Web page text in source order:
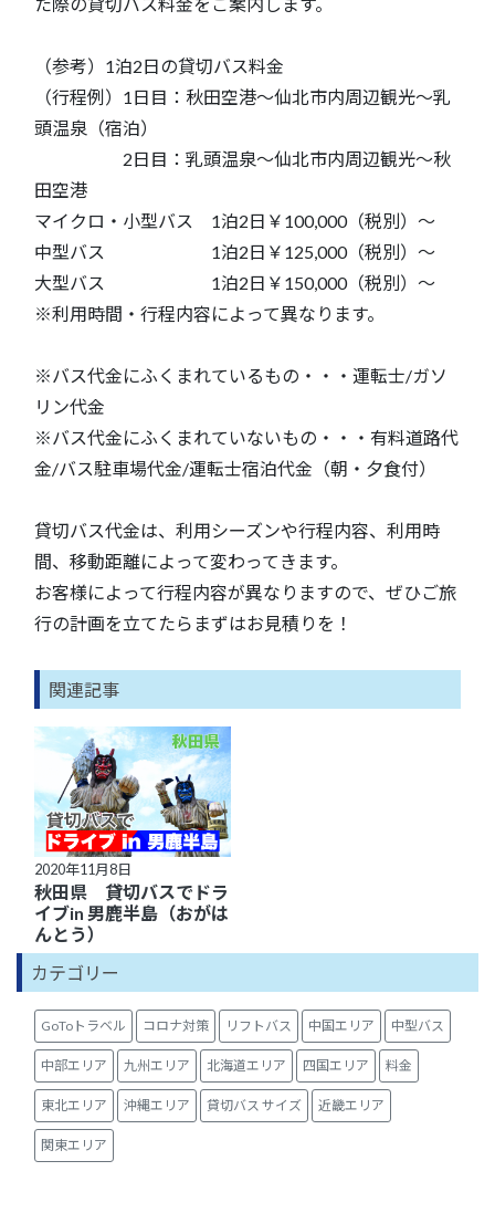
（参考）1泊2日の貸切バス料金
（行程例）1日目：秋田空港～仙北市内周辺観光～乳
頭温泉（宿泊）
2日目：乳頭温泉～仙北市内周辺観光～秋
田空港
マイクロ・小型バス 1泊2日￥100,000（税別）～
中型バス 1泊2日￥125,000（税別）～
大型バス 1泊2日￥150,000（税別）～
※利用時間・行程内容によって異なります。
※バス代金にふくまれているもの・・・運転士/ガソ
リン代金
※バス代金にふくまれていないもの・・・有料道路代
金/バス駐車場代金/運転士宿泊代金（朝・夕食付）
貸切バス代金は、利用シーズンや行程内容、利用時
間、移動距離によって変わってきます。
お客様によって行程内容が異なりますので、ぜひご旅
行の計画を立てたらまずはお見積りを！
関連記事
2020年11月8日
秋田県 貸切バスでドラ
イブin 男鹿半島（おがは
んとう）
カテゴリー
GoToトラベル コロナ対策 リフトバス 中国エリア 中型バス
中部エリア 九州エリア 北海道エリア 四国エリア 料金
東北エリア 沖縄エリア 貸切バス サイズ 近畿エリア
関東エリア